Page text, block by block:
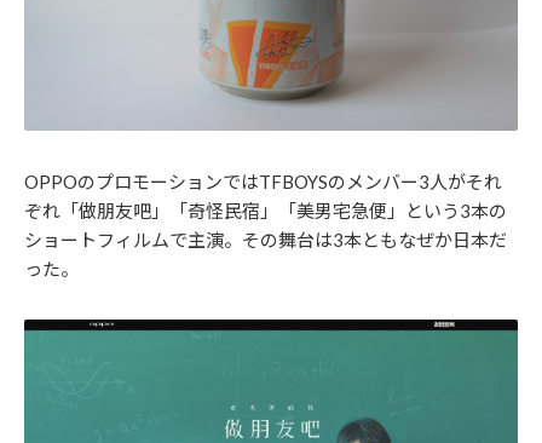
OPPOのプロモーションではTFBOYSのメンバー3人がそれ
ぞれ「做朋友吧」「奇怪民宿」「美男宅急便」という3本の
ショートフィルムで主演。その舞台は3本ともなぜか日本だ
った。